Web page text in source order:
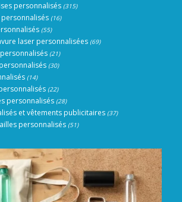
personnalisés (315)
(16)
(55)
laser personnalisées (69)
(21)
(30)
(14)
(22)
personnalisés (28)
et vêtements publicitaires (37)
personnalisés (51)